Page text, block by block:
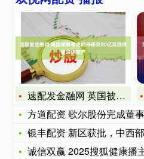
速配发金融网 英国被曝考虑向乌移交80亿英镑俄被冻结资产
方道配资 歌尔股份完成董
银丰配资 新区获批，中西
诚信双赢 2025搜狐健康播主